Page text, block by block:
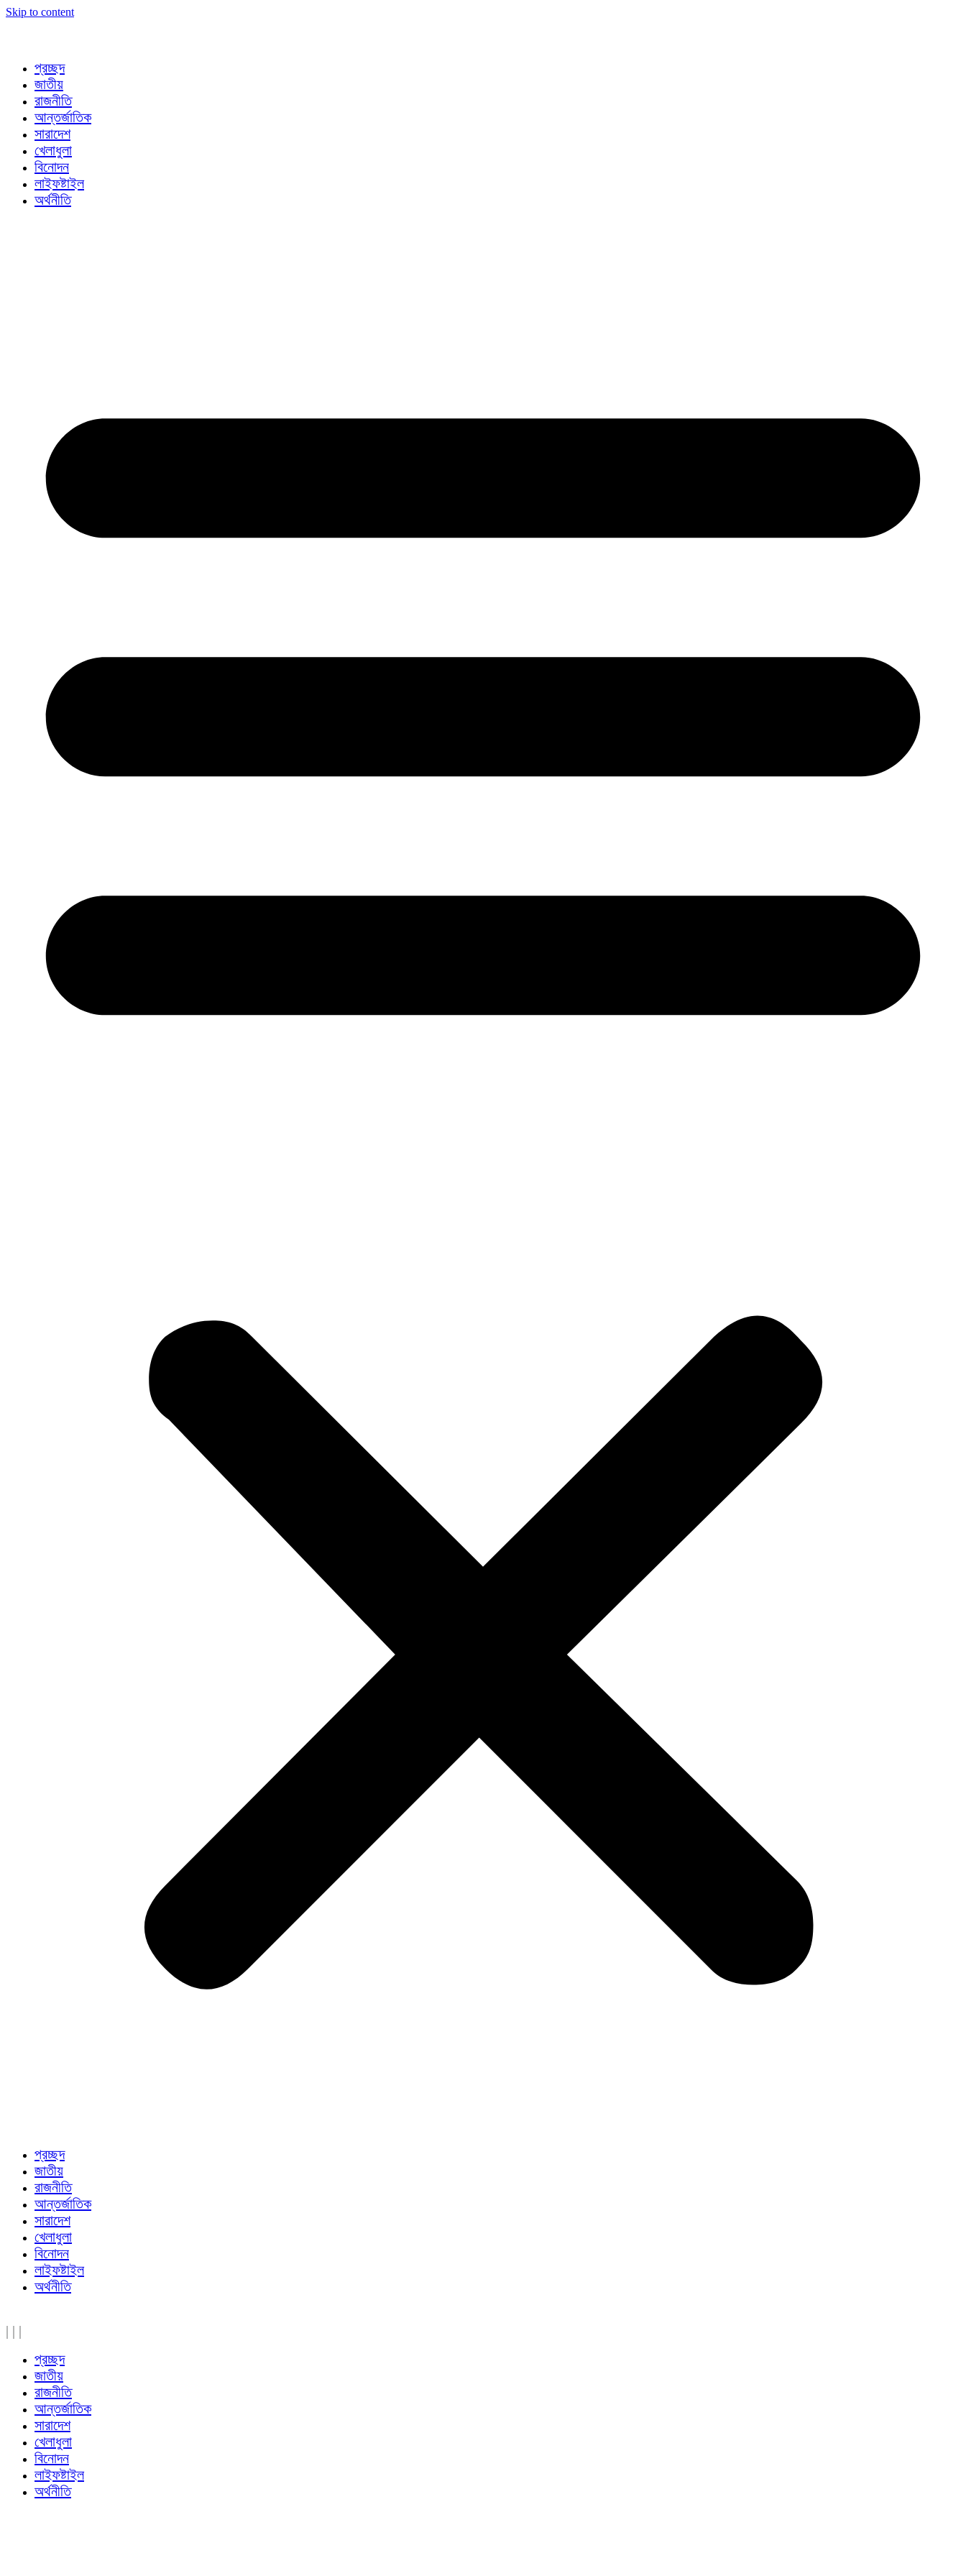
Skip to content
প্রচ্ছদ
জাতীয়
রাজনীতি
আন্তর্জাতিক
সারাদেশ
খেলাধুলা
বিনোদন
লাইফষ্টাইল
অর্থনীতি
প্রচ্ছদ
জাতীয়
রাজনীতি
আন্তর্জাতিক
সারাদেশ
খেলাধুলা
বিনোদন
লাইফষ্টাইল
অর্থনীতি
| | |
প্রচ্ছদ
জাতীয়
রাজনীতি
আন্তর্জাতিক
সারাদেশ
খেলাধুলা
বিনোদন
লাইফষ্টাইল
অর্থনীতি